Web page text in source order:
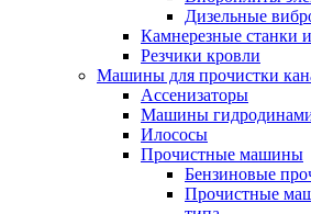
Дизельные
Камнерезные станки
Резчики кровли
Машины для прочистки
Ассенизаторы
Машины
Илососы
Прочистные машины
Бензиновые
Прочистные